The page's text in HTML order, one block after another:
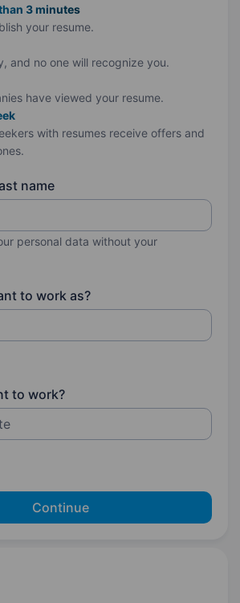
3 minutes
your resume.
and no one will recognize you.
have viewed your resume.
with resumes receive offers and
name
personal data without your
to work as?
to work?
Continue